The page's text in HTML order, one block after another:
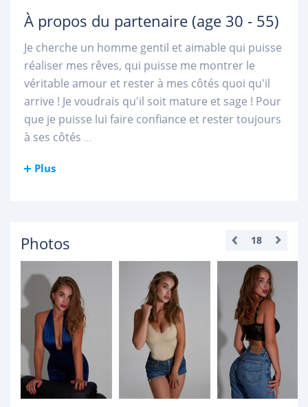
À propos du partenaire (age 30 - 55)
Je cherche un homme gentil et aimable qui puisse
réaliser mes rêves, qui puisse me montrer le
véritable amour et rester à mes côtés quoi qu'il
arrive ! Je voudrais qu'il soit mature et sage ! Pour
que je puisse lui faire confiance et rester toujours
à ses côtés ...
Plus
Photos 18